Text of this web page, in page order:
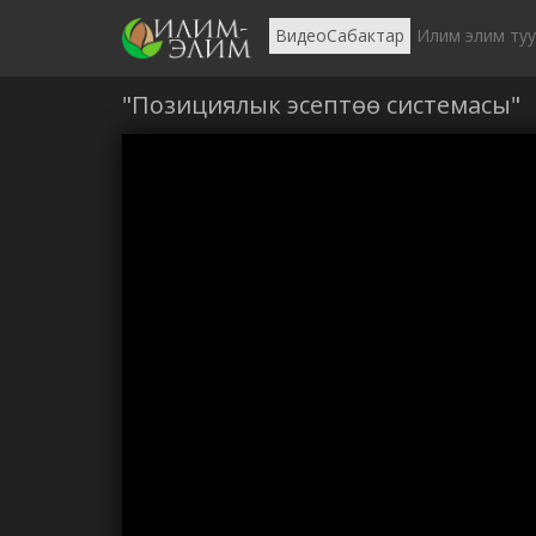
ВидеоСабактар Илим элим
"Позициялык эсептөө системасы"